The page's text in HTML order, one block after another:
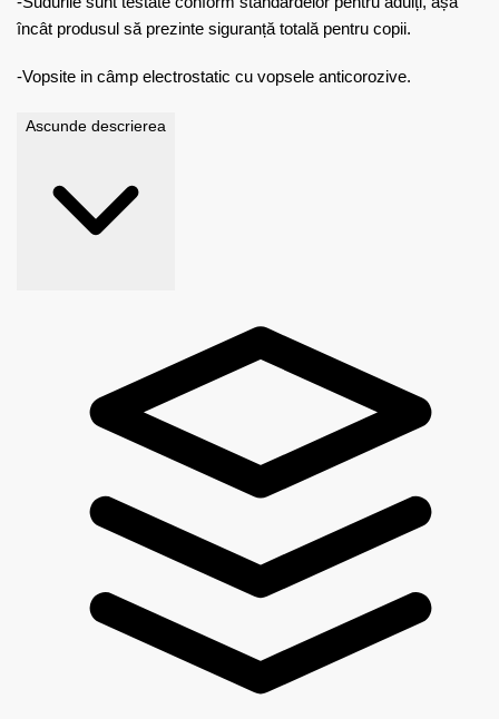
încât produsul să prezinte siguranță totală pentru copii.
-Vopsite in câmp electrostatic cu vopsele anticorozive.
Ascunde descrierea